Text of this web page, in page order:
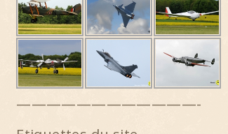
————————————-